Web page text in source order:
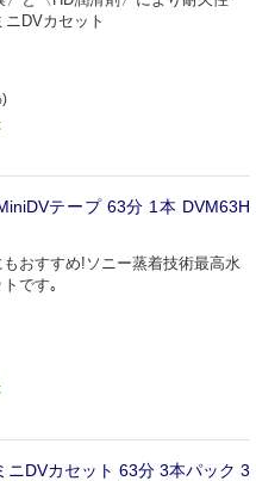
DVカセット
テープ 63分 1本 DVM63H
おすすめ!ソニー蒸着技術最高水
です｡
DVカセット 63分 3本パック 3